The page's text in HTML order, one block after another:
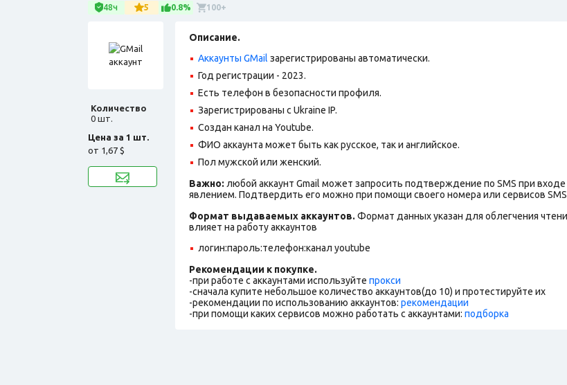
48ч 5 0.8% 100+
Количество
0 шт.
Цена за 1 шт.
от 1,67 $
Описание.
Аккаунты GMail зарегистрированы автоматически.
Год регистрации - 2023.
Есть телефон в безопасности профиля.
Зарегистрированы с Ukraine IP.
Создан канал на Youtube.
ФИО аккаунта может быть как русское, так и английское.
Пол мужской или женский.
Важно: любой аккаунт Gmail может запросить подтверждение по SMS при
явлением. Подтвердить его можно при помощи своего номера или сервисов
Формат выдаваемых аккаунтов. Формат данных указан для облегчения
влияет на работу аккаунтов
логин:пароль:телефон:канал youtube
Рекомендации к покупке.
-при работе с аккаунтами используйте прокси
-сначала купите небольшое количество аккаунтов(до 10) и протестируйте их
-рекомендации по использованию аккаунтов: рекомендации
-при помощи каких сервисов можно работать с аккаунтами: подборка